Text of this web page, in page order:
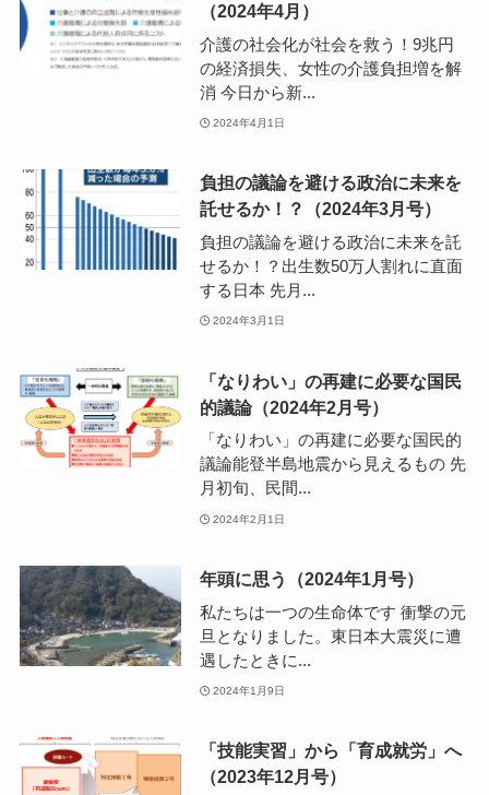
（2024年4月）
介護の社会化が社会を救う！9兆円
の経済損失、女性の介護負担増を解
消 今日から新...
2024年4月1日
負担の議論を避ける政治に未来を
託せるか！？（2024年3月号）
負担の議論を避ける政治に未来を託
せるか！？出生数50万人割れに直面
する日本 先月...
2024年3月1日
「なりわい」の再建に必要な国民
的議論（2024年2月号）
「なりわい」の再建に必要な国民的
議論能登半島地震から見えるもの 先
月初旬、民間...
2024年2月1日
年頭に思う（2024年1月号）
私たちは一つの生命体です 衝撃の元
旦となりました。東日本大震災に遭
遇したときに...
2024年1月9日
「技能実習」から「育成就労」へ
（2023年12月号）